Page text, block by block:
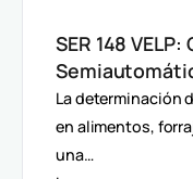
SER 148
Método
La determinación
en alimentos,
una…